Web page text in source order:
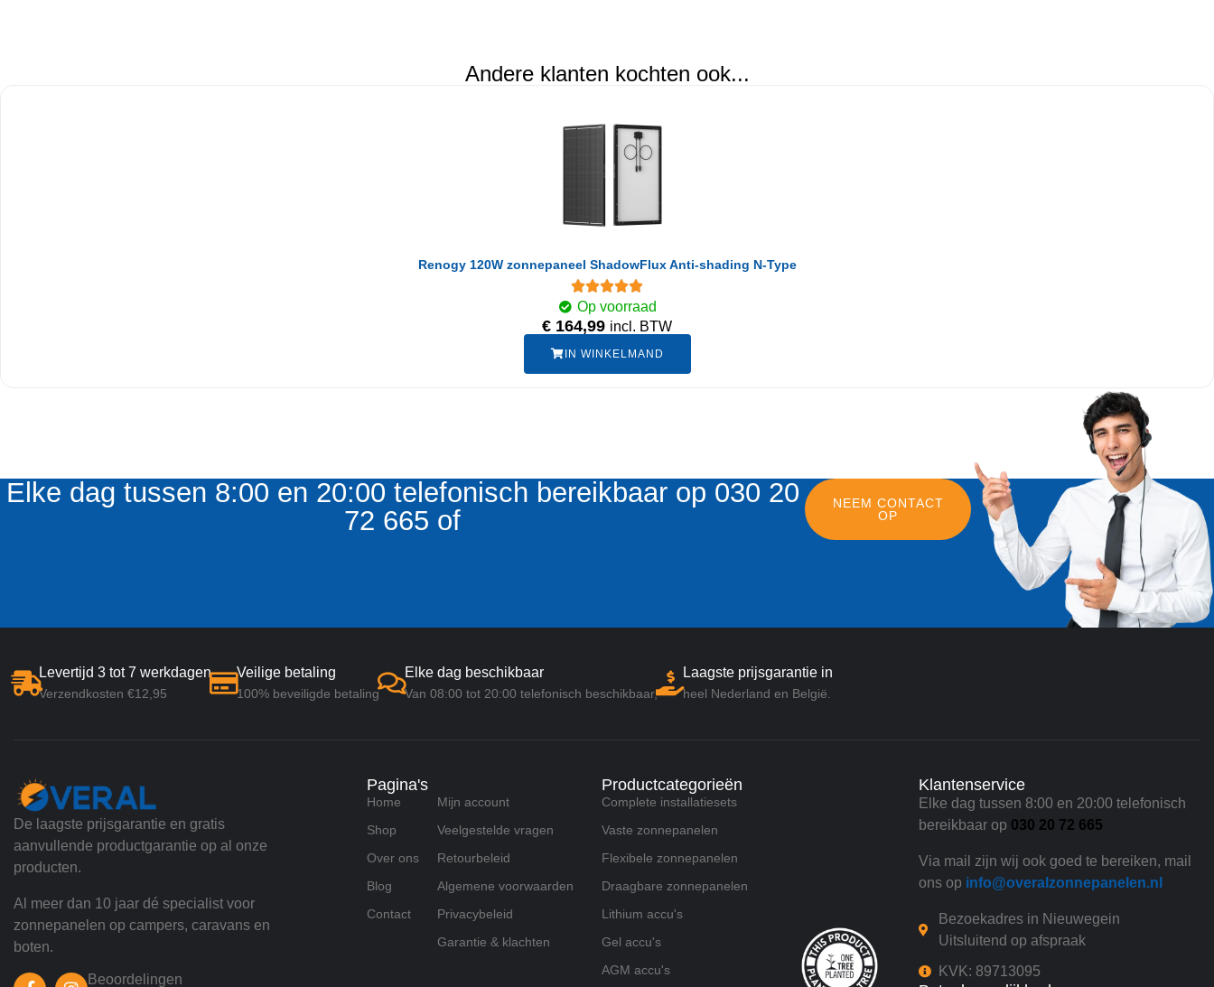
Andere klanten kochten ook...
Renogy 120W zonnepaneel ShadowFlux Anti-shading N-Type
Op voorraad
€ 164,99 incl. BTW
IN WINKELMAND
Elke dag tussen 8:00 en 20:00 telefonisch bereikbaar op 030 20
72 665 of
NEEM CONTACT
OP
Levertijd 3 tot 7 werkdagen
Verzendkosten €12,95
Veilige betaling
100% beveiligde betaling
Elke dag beschikbaar
Van 08:00 tot 20:00 telefonisch beschikbaar,
Laagste prijsgarantie in
heel Nederland en België.
De laagste prijsgarantie en gratis
aanvullende productgarantie op al onze
producten.
Al meer dan 10 jaar dé specialist voor
zonnepanelen op campers, caravans en
boten.
Beoordelingen
Pagina's
Home
Shop
Over ons
Blog
Contact
Mijn account
Veelgestelde vragen
Retourbeleid
Algemene voorwaarden
Privacybeleid
Garantie & klachten
Productcategorieën
Complete installatiesets
Vaste zonnepanelen
Flexibele zonnepanelen
Draagbare zonnepanelen
Lithium accu's
Gel accu's
AGM accu's
Klantenservice
Elke dag tussen 8:00 en 20:00 telefonisch
bereikbaar op 030 20 72 665
Via mail zijn wij ook goed te bereiken, mail
ons op info@overalzonnepanelen.nl
Bezoekadres in Nieuwegein
Uitsluitend op afspraak
KVK: 89713095